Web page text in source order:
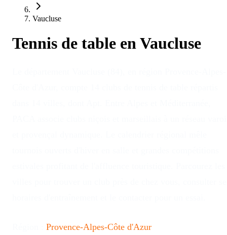
Vaucluse
Tennis de table enVaucluse
Provence-Alpes-Côte d'Azur